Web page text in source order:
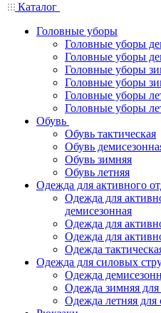
Каталог
Головные уборы
Головные уборы
Головные уборы
Головные уборы
Головные уборы
Головные уборы
Головные уборы
Обувь
Обувь тактическая
Обувь
Обувь зимняя
Обувь летняя
Одежда для активного
Одежда для
демисезонная
Одежда для
Одежда для
Одежда
Одежда для силовых
Одежда
Одежда зимняя
Одежда летняя для